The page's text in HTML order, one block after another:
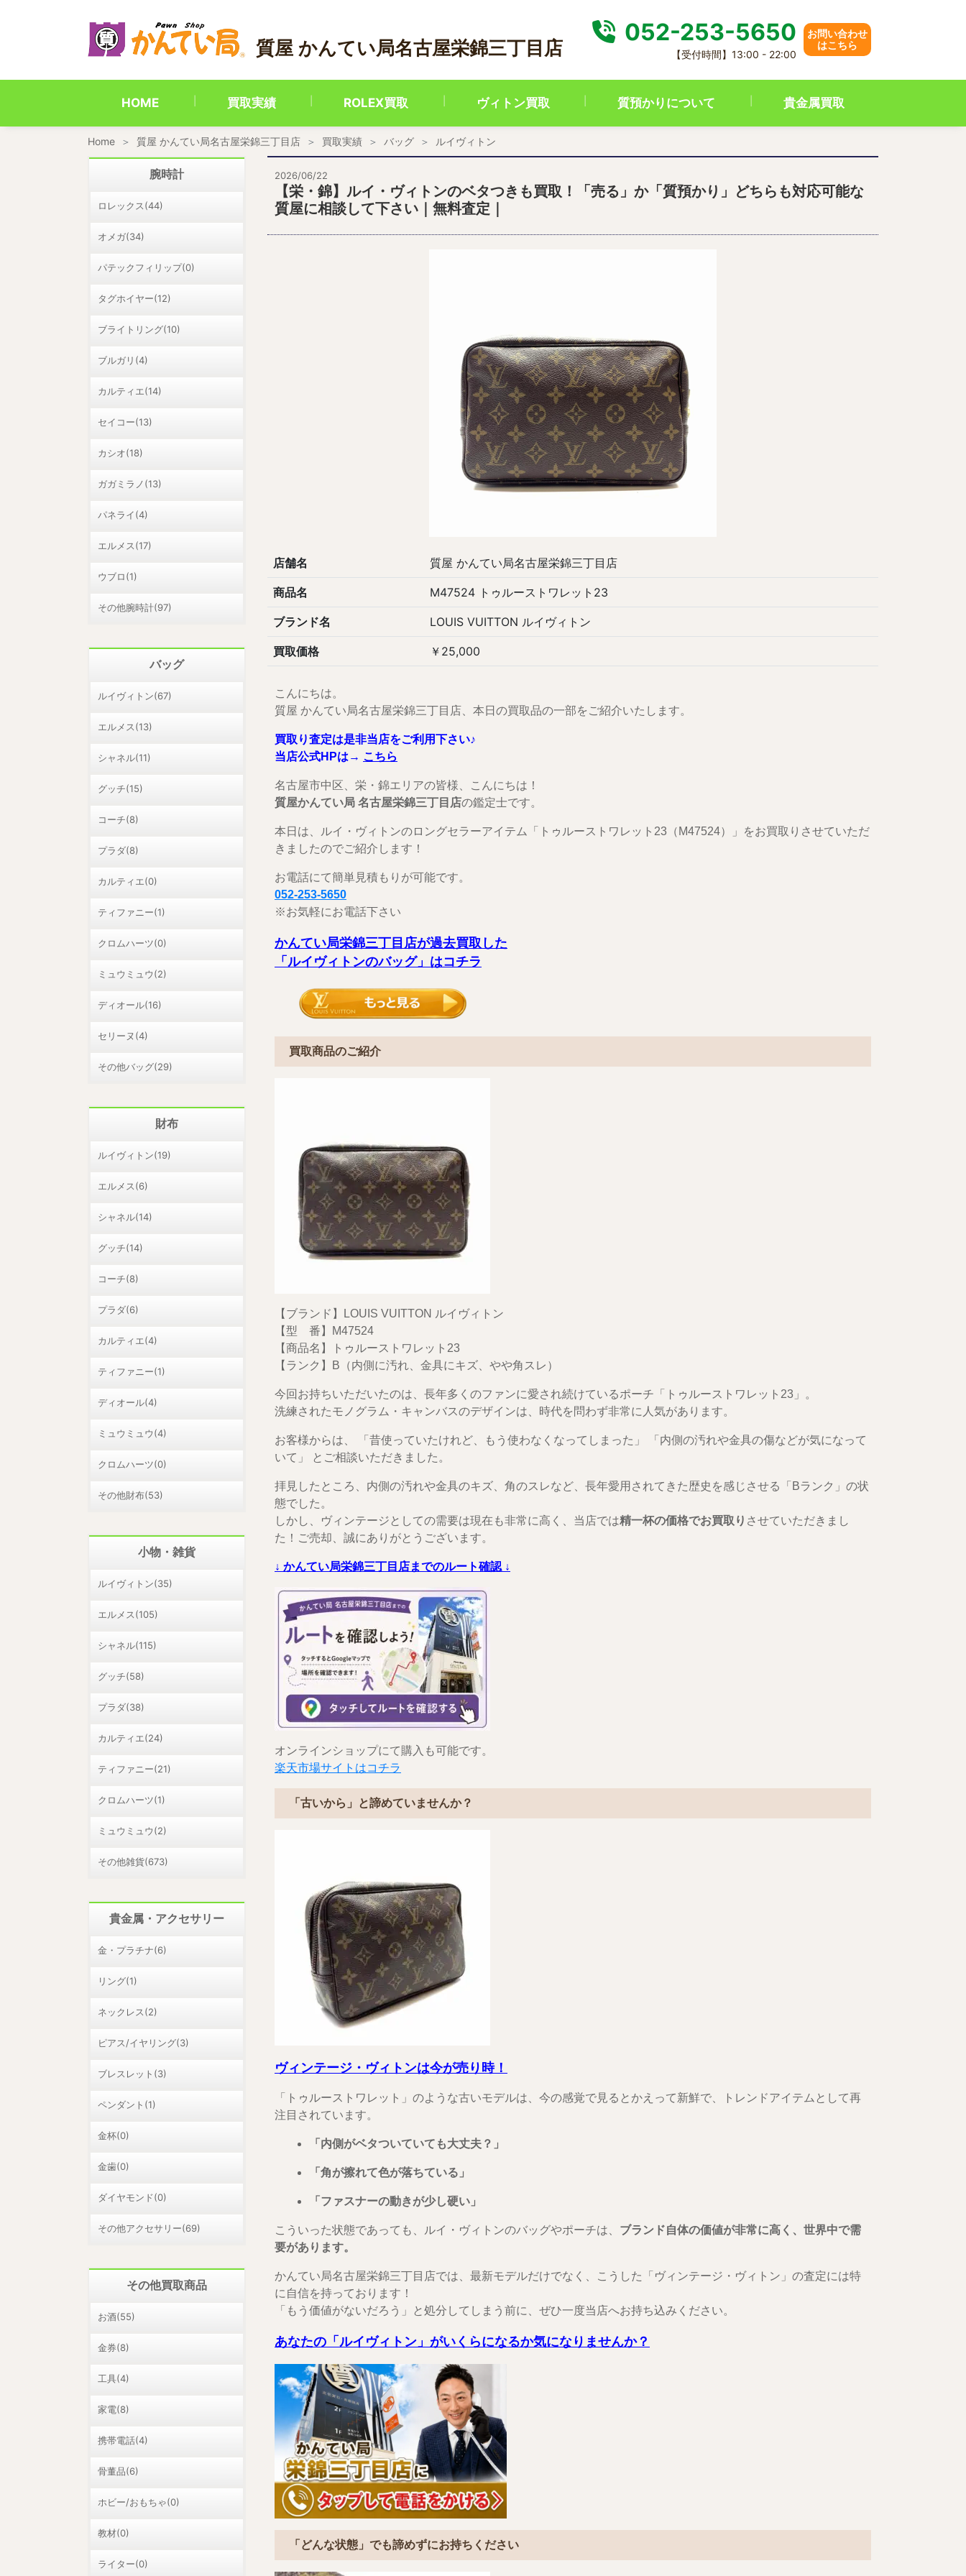
質屋 かんてい局名古屋栄錦三丁目店
052-253-5650
【受付時間】13:00 - 22:00
お問い合わせ
はこちら
HOME 買取実績 ROLEX買取 ヴィトン買取 質預かりについて 貴金属買取
Home 質屋 かんてい局名古屋栄錦三丁目店 買取実績 バッグ ルイヴィトン
2026/06/22
【栄・錦】ルイ・ヴィトンのベタつきも買取！「売る」か「質預かり」どちらも対応可能な
質屋に相談して下さい｜無料査定｜
店舗名 質屋 かんてい局名古屋栄錦三丁目店
商品名 M47524 トゥルーストワレット23
ブランド名 LOUIS VUITTON ルイヴィトン
買取価格 ￥25,000
こんにちは。
質屋 かんてい局名古屋栄錦三丁目店、本日の買取品の一部をご紹介いたします。
買取り査定は是非当店をご利用下さい♪
当店公式HPは→ こちら
名古屋市中区、栄・錦エリアの皆様、こんにちは！
質屋かんてい局 名古屋栄錦三丁目店の鑑定士です。
本日は、ルイ・ヴィトンのロングセラーアイテム「トゥルーストワレット23（M47524）」をお買取りさせていただ
きましたのでご紹介します！
お電話にて簡単見積もりが可能です。
052-253-5650
※お気軽にお電話下さい
かんてい局栄錦三丁目店が過去買取した
「ルイヴィトンのバッグ」はコチラ
買取商品のご紹介
【ブランド】LOUIS VUITTON ルイヴィトン
【型 番】M47524
【商品名】トゥルーストワレット23
【ランク】B（内側に汚れ、金具にキズ、やや角スレ）
今回お持ちいただいたのは、長年多くのファンに愛され続けているポーチ「トゥルーストワレット23」。
洗練されたモノグラム・キャンバスのデザインは、時代を問わず非常に人気があります。
お客様からは、 「昔使っていたけれど、もう使わなくなってしまった」 「内側の汚れや金具の傷などが気になって
いて」 とご相談いただきました。
拝見したところ、内側の汚れや金具のキズ、角のスレなど、長年愛用されてきた歴史を感じさせる「Bランク」の状
態でした。
しかし、ヴィンテージとしての需要は現在も非常に高く、当店では精一杯の価格でお買取り させていただきまし
た！ご売却、誠にありがとうございます。
↓ かんてい局栄錦三丁目店までのルート確認 ↓
オンラインショップにて購入も可能です。
楽天市場サイトはコチラ
「古いから」と諦めていませんか？
ヴィンテージ・ヴィトンは今が売り時！
「トゥルーストワレット」のような古いモデルは、今の感覚で見るとかえって新鮮で、トレンドアイテムとして再
注目されています。
「内側がベタついていても大丈夫？」
「角が擦れて色が落ちている」
「ファスナーの動きが少し硬い」
こういった状態であっても、ルイ・ヴィトンのバッグやポーチは、 ブランド自体の価値が非常に高く、世界中で需
要があります。
かんてい局名古屋栄錦三丁目店では、最新モデルだけでなく、こうした「ヴィンテージ・ヴィトン」の査定には特
に自信を持っております！
「もう価値がないだろう」と処分してしまう前に、ぜひ一度当店へお持ち込みください。
あなたの「ルイヴィトン」がいくらになるか気になりませんか？
「どんな状態」でも諦めずにお持ちください
腕時計
ロレックス(44)
オメガ(34)
パテックフィリップ(0)
タグホイヤー(12)
ブライトリング(10)
ブルガリ(4)
カルティエ(14)
セイコー(13)
カシオ(18)
ガガミラノ(13)
パネライ(4)
エルメス(17)
ウブロ(1)
その他腕時計(97)
バッグ
ルイヴィトン(67)
エルメス(13)
シャネル(11)
グッチ(15)
コーチ(8)
プラダ(8)
カルティエ(0)
ティファニー(1)
クロムハーツ(0)
ミュウミュウ(2)
ディオール(16)
セリーヌ(4)
その他バッグ(29)
財布
ルイヴィトン(19)
エルメス(6)
シャネル(14)
グッチ(14)
コーチ(8)
プラダ(6)
カルティエ(4)
ティファニー(1)
ディオール(4)
ミュウミュウ(4)
クロムハーツ(0)
その他財布(53)
小物・雑貨
ルイヴィトン(35)
エルメス(105)
シャネル(115)
グッチ(58)
プラダ(38)
カルティエ(24)
ティファニー(21)
クロムハーツ(1)
ミュウミュウ(2)
その他雑貨(673)
貴金属・アクセサリー
金・プラチナ(6)
リング(1)
ネックレス(2)
ピアス/イヤリング(3)
ブレスレット(3)
ペンダント(1)
金杯(0)
金歯(0)
ダイヤモンド(0)
その他アクセサリー(69)
その他買取商品
お酒(55)
金券(8)
工具(4)
家電(8)
携帯電話(4)
骨董品(6)
ホビー/おもちゃ(0)
教材(0)
ライター(0)